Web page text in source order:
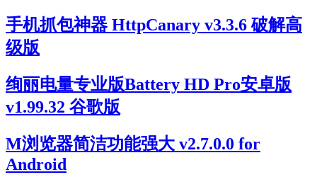
手机抓包神器 HttpCanary v3.3.6 破解高
级版
绚丽电量专业版Battery HD Pro安卓版
v1.99.32 谷歌版
M浏览器简洁功能强大 v2.7.0.0 for
Android